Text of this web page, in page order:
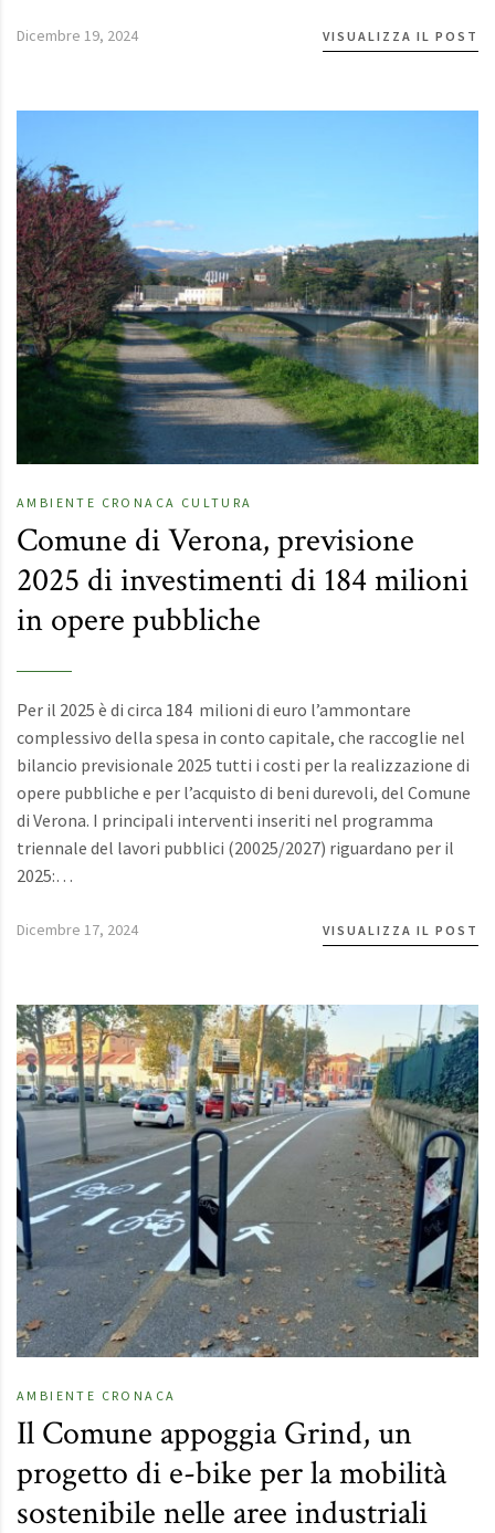
Dicembre 19, 2024 VISUALIZZA IL POST
AMBIENTE CRONACA CULTURA
Comune di Verona, previsione
2025 di investimenti di 184 milioni
in opere pubbliche
Per il 2025 è di circa 184 milioni di euro l’ammontare
complessivo della spesa in conto capitale, che raccoglie nel
bilancio previsionale 2025 tutti i costi per la realizzazione di
opere pubbliche e per l’acquisto di beni durevoli, del Comune
di Verona. I principali interventi inseriti nel programma
triennale del lavori pubblici (20025/2027) riguardano per il
2025:…
Dicembre 17, 2024 VISUALIZZA IL POST
AMBIENTE CRONACA
Il Comune appoggia Grind, un
progetto di e-bike per la mobilità
sostenibile nelle aree industriali